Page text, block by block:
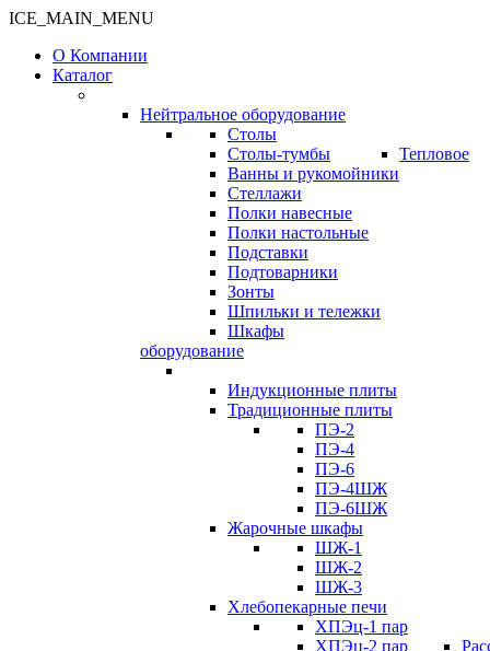
ICE_MAIN_MENU
О Компании
Каталог
Нейтральное оборудование
Столы
Столы-тумбы
Ванны и рукомойники
Стеллажи
Полки навесные
Полки настольные
Подставки
Подтоварники
Зонты
Шпильки и тележки
Шкафы
Тепловое
оборудование
Индукционные плиты
Традиционные плиты
ПЭ-2
ПЭ-4
ПЭ-6
ПЭ-4ШЖ
ПЭ-6ШЖ
Жарочные шкафы
ШЖ-1
ШЖ-2
ШЖ-3
Хлебопекарные печи
ХПЭц-1 пар
ХПЭц-2 пар